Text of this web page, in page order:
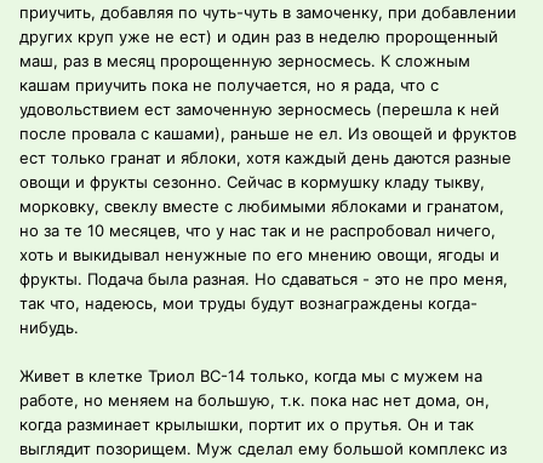
приучить, добавляя по чуть-чуть в замоченку, при добавлении
других круп уже не ест) и один раз в неделю пророщенный
маш, раз в месяц пророщенную зерносмесь. К сложным
кашам приучить пока не получается, но я рада, что с
удовольствием ест замоченную зерносмесь (перешла к ней
после провала с кашами), раньше не ел. Из овощей и фруктов
ест только гранат и яблоки, хотя каждый день даются разные
овощи и фрукты сезонно. Сейчас в кормушку кладу тыкву,
морковку, свеклу вместе с любимыми яблоками и гранатом,
но за те 10 месяцев, что у нас так и не распробовал ничего,
хоть и выкидывал ненужные по его мнению овощи, ягоды и
фрукты. Подача была разная. Но сдаваться - это не про меня,
так что, надеюсь, мои труды будут вознаграждены когда-
нибудь.
Живет в клетке Триол ВС-14 только, когда мы с мужем на
работе, но меняем на большую, т.к. пока нас нет дома, он,
когда разминает крылышки, портит их о прутья. Он и так
выглядит позорищем. Муж сделал ему большой комплекс из